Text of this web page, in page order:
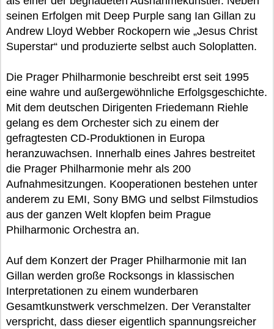
seinen Erfolgen mit Deep Purple sang Ian Gillan zu
Andrew Lloyd Webber Rockopern wie „Jesus Christ
Superstar“ und produzierte selbst auch Soloplatten.
Die Prager Philharmonie beschreibt erst seit 1995
eine wahre und außergewöhnliche Erfolgsgeschichte.
Mit dem deutschen Dirigenten Friedemann Riehle
gelang es dem Orchester sich zu einem der
gefragtesten CD-Produktionen in Europa
heranzuwachsen. Innerhalb eines Jahres bestreitet
die Prager Philharmonie mehr als 200
Aufnahmesitzungen. Kooperationen bestehen unter
anderem zu EMI, Sony BMG und selbst Filmstudios
aus der ganzen Welt klopfen beim Prague
Philharmonic Orchestra an.
Auf dem Konzert der Prager Philharmonie mit Ian
Gillan werden große Rocksongs in klassischen
Interpretationen zu einem wunderbaren
Gesamtkunstwerk verschmelzen. Der Veranstalter
verspricht, dass dieser eigentlich spannungsreicher